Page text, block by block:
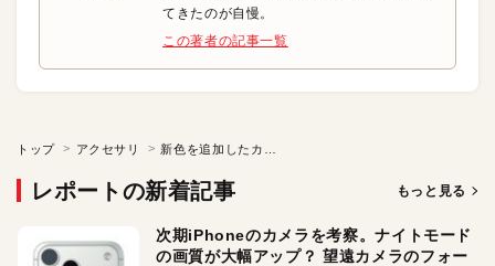
てきたのが自慢。
この著者の記事一覧
トップ アクセサリ
レポートの新着記事 もっと見る
次期iPhoneのカメラを考察。ナイトモード
の画質が大幅アップ？ 望遠カメラのフォー